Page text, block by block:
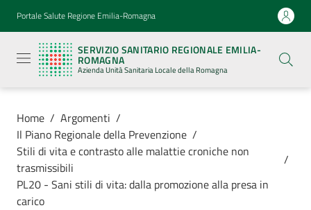
Vai al contenuto
Vai alla navigazione
Vai al footer
Portale Salute Regione Emilia-Romagna
SERVIZIO SANITARIO REGIONALE EMILIA-
ROMAGNA
Azienda Unità Sanitaria Locale della Romagna
Sanitario
Regionale
Emilia-
Romagna
Azienda
Sanitaria
Locale della
Romagna
Azienda
Home / Argomenti /
Il Piano Regionale della Prevenzione /
Stili di vita e contrasto alle malattie croniche non
trasmissibili
/
PL20 - Sani stili di vita: dalla promozione alla presa in
carico